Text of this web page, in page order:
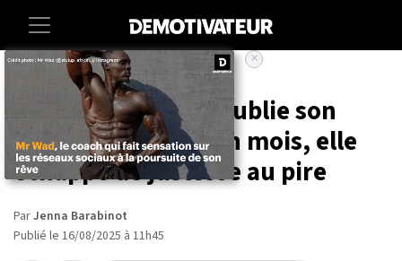
Lifestyle
Une influenceuse oublie son
tampon pendant un mois, elle
échappe de justesse au pire
ParJenna Barabinot
Publié le 16/08/2025 à 11h45
×